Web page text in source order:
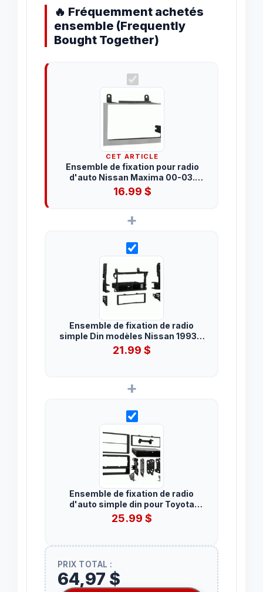
🔥 Fréquemment achetés
ensemble (Frequently
Bought Together)
CET ARTICLE
Ensemble de fixation pour radio
d'auto Nissan Maxima 00-03.
Double DIN. (95-7416G)
16.99 $
+
Ensemble de fixation de radio
simple Din modèles Nissan 1993 à
2004. Multi-kit.
21.99 $
+
Ensemble de fixation de radio
d'auto simple din pour Toyota
Matrix et Pontiac Vibe 2003 à 2008
25.99 $
PRIX TOTAL :
64,97 $